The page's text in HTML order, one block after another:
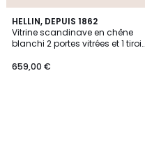
HELLIN, DEPUIS 1862
Vitrine scandinave en chêne
blanchi 2 portes vitrées et 1 tiroir
659,00 €